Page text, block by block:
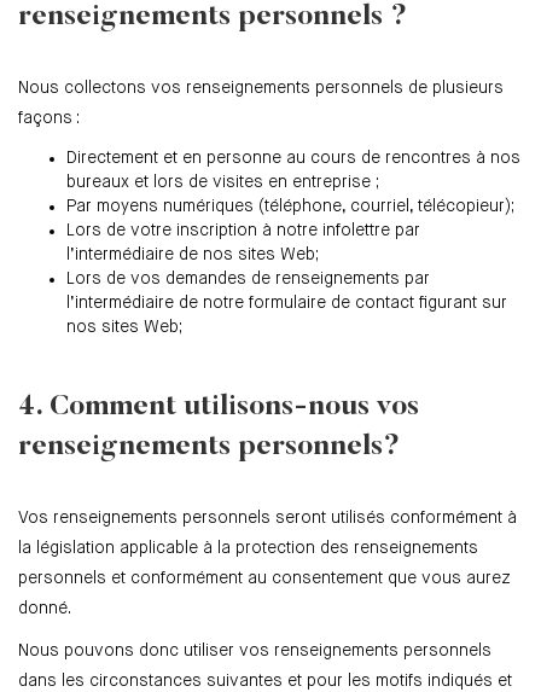
renseignements personnels ?
Nous collectons vos renseignements personnels de plusieurs
façons :
Directement et en personne au cours de rencontres à nos
bureaux et lors de visites en entreprise ;
Par moyens numériques (téléphone, courriel, télécopieur);
Lors de votre inscription à notre infolettre par
l’intermédiaire de nos sites Web;
Lors de vos demandes de renseignements par
l’intermédiaire de notre formulaire de contact figurant sur
nos sites Web;
4. Comment utilisons-nous vos
renseignements personnels?
Vos renseignements personnels seront utilisés conformément à
la législation applicable à la protection des renseignements
personnels et conformément au consentement que vous aurez
donné.
Nous pouvons donc utiliser vos renseignements personnels
dans les circonstances suivantes et pour les motifs indiqués et